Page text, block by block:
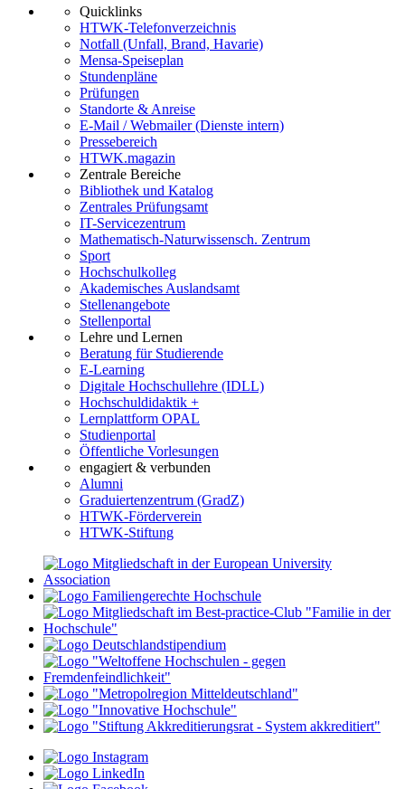
Quicklinks
HTWK-Telefonverzeichnis
Notfall (Unfall, Brand, Havarie)
Mensa-Speiseplan
Stundenpläne
Prüfungen
Standorte & Anreise
E-Mail / Webmailer (Dienste intern)
Pressebereich
HTWK.magazin
Zentrale Bereiche
Bibliothek und Katalog
Zentrales Prüfungsamt
IT-Servicezentrum
Mathematisch-Naturwissensch. Zentrum
Sport
Hochschulkolleg
Akademisches Auslandsamt
Stellenangebote
Stellenportal
Lehre und Lernen
Beratung für Studierende
E-Learning
Digitale Hochschullehre (IDLL)
Hochschuldidaktik +
Lernplattform OPAL
Studienportal
Öffentliche Vorlesungen
engagiert & verbunden
Alumni
Graduiertenzentrum (GradZ)
HTWK-Förderverein
HTWK-Stiftung